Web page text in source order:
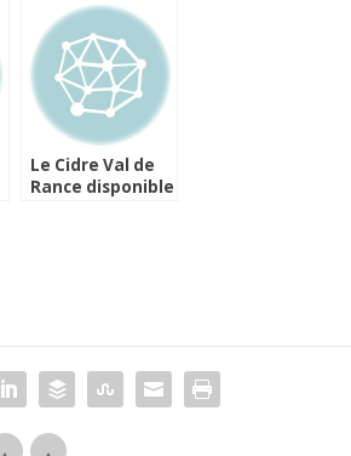
Lefèvre
Le Cidre Val de
Rance disponible